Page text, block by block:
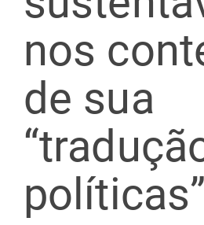
nos
de sua
políticas”